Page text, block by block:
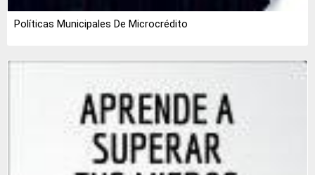
Políticas Municipales De Microcrédito